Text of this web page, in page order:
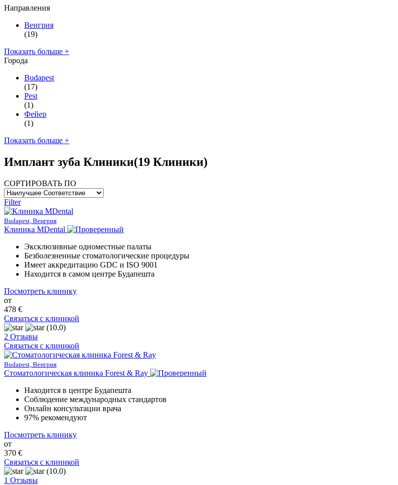
Направления
Венгрия
(19)
Показать больше +
Города
Budapest
(17)
Pest
(1)
Фейер
(1)
Показать больше +
Имплант зуба Клиники(19 Клиники)
СОРТИРОВАТЬ ПО
Filter
Budapest, Венгрия
Клиника MDental
Эксклюзивные одноместные палаты
Безболезненные стоматологические процедуры
Имеет аккредитацию GDC и ISO 9001
Находится в самом центре Будапешта
Посмотреть клинику
от
478 €
Связаться с клиникой
(10.0)
2 Отзывы
Связаться с клиникой
Budapest, Венгрия
Стоматологическая клиника Forest & Ray
Находится в центре Будапешта
Соблюдение международных стандартов
Онлайн консультации врача
97% рекомендуют
Посмотреть клинику
от
370 €
Связаться с клиникой
(10.0)
1 Отзывы